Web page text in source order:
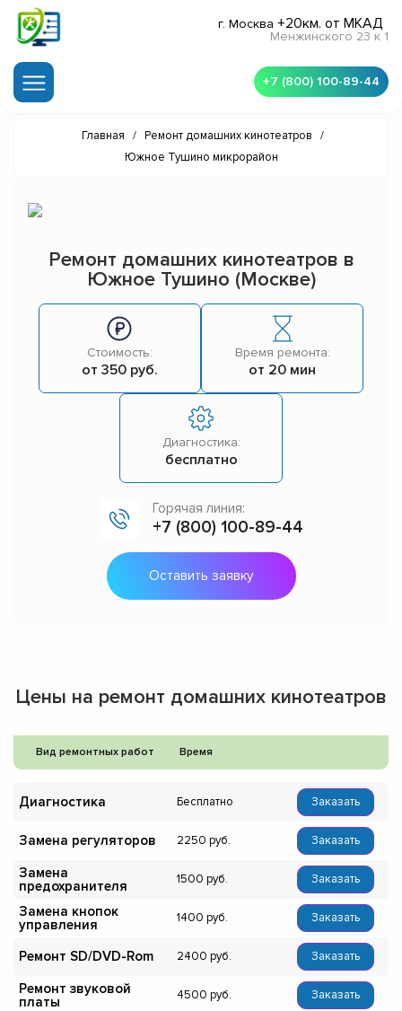
г. Москва +20км. от МКАД
Менжинского 23 к 1
+7 (800) 100-89-44
Главная / Ремонт домашних кинотеатров
/
Южное Тушино микрорайон
Ремонт домашних кинотеатров в
Южное Тушино (Москве)
Стоимость:
от 350 руб.
Время ремонта:
от 20 мин
Диагностика:
бесплатно
Горячая линия:
+7 (800) 100-89-44
Оставить заявку
Цены на ремонт домашних кинотеатров
Вид ремонтных работ Время
Диагностика Бесплатно Заказать
Замена регуляторов 2250 Заказать
Замена
предохранителя
1500 Заказать
Замена кнопок
управления
1400 Заказать
Ремонт SD/DVD-Rom 2400 Заказать
Ремонт звуковой
платы
4500 Заказать